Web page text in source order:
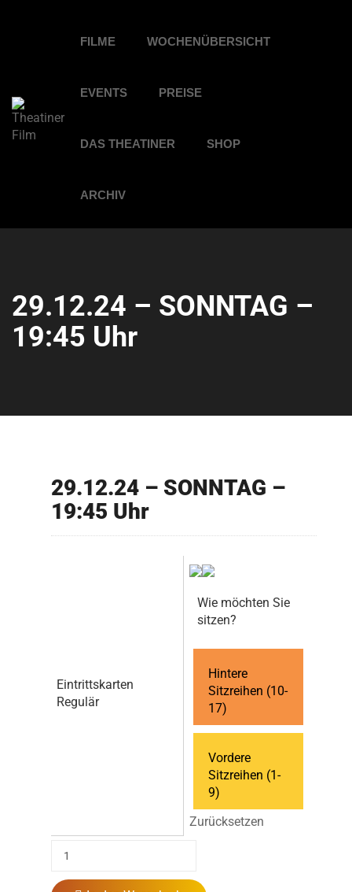
FILME WOCHENÜBERSICHT
EVENTS PREISE
DAS THEATINER SHOP
ARCHIV
29.12.24 – SONNTAG –
19:45 Uhr
29.12.24 – SONNTAG –
19:45 Uhr
Eintrittskarten
Regulär
Wie möchten Sie
sitzen?
Hintere
Sitzreihen (10-
17)
Vordere
Sitzreihen (1-
9)
Zurücksetzen